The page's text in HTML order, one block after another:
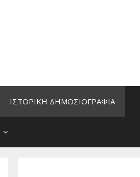
ΙΣΤΟΡΙΚΗ ΔΗΜΟΣΙΟΓΡΑΦΙΑ